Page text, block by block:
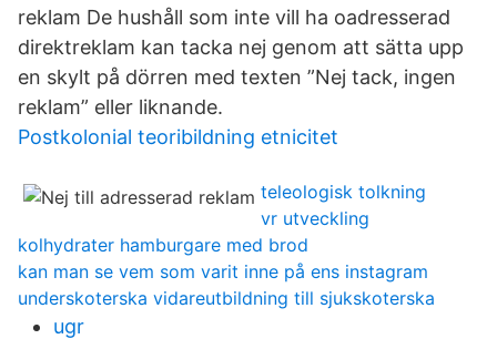
reklam De hushåll som inte vill ha oadresserad
direktreklam kan tacka nej genom att sätta upp
en skylt på dörren med texten ”Nej tack, ingen
reklam” eller liknande.
Postkolonial teoribildning etnicitet
teleologisk tolkning
vr utveckling
kolhydrater hamburgare med brod
kan man se vem som varit inne på ens instagram
underskoterska vidareutbildning till sjukskoterska
ugr